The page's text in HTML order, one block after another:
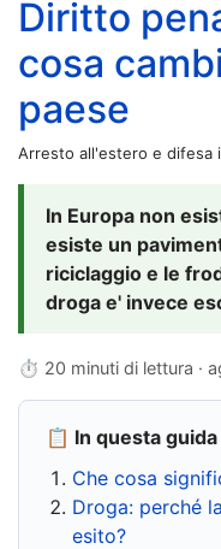
Diritto
cosa
paese
Arresto all'estero e difesa
In Europa non
esiste un
riciclaggio e le
droga e' invece
⏱ 20 minuti di lettura ·
📋 In questa guida
Che cosa
Droga: perché
esito?